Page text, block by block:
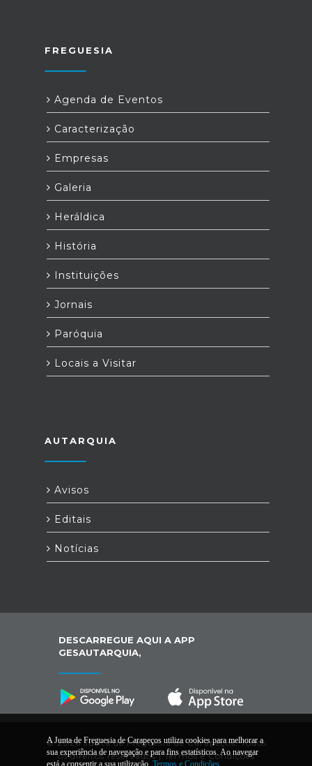
FREGUESIA
Agenda de Eventos
Caracterização
Empresas
Galeria
Heráldica
História
Instituições
Jornais
Paróquia
Locais a Visitar
AUTARQUIA
Avisos
Editais
Notícias
DESCARREGUE AQUI A APP
GESAUTARQUIA,
© 2026 Junta de Freguesia de Carapeços. Todos
os direitos reservados |Termos e Condições
A Junta de Freguesia de Carapeços utiliza cookies para melhorar a
sua experiência de navegação e para fins estatísticos. Ao navegar
está a consentir a sua utilização. Termos e Condições